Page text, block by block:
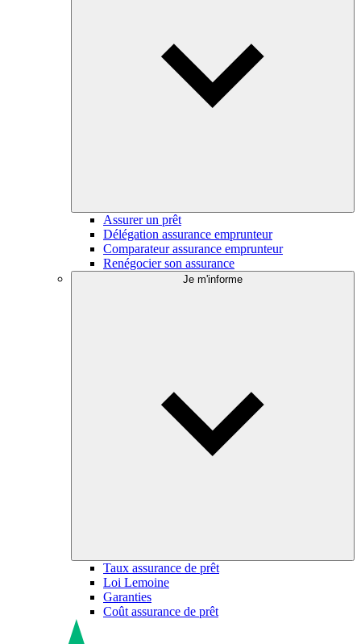
Assurer un prêt
Délégation assurance emprunteur
Comparateur assurance emprunteur
Renégocier son assurance
Je m'informe
Taux assurance de prêt
Loi Lemoine
Garanties
Coût assurance de prêt